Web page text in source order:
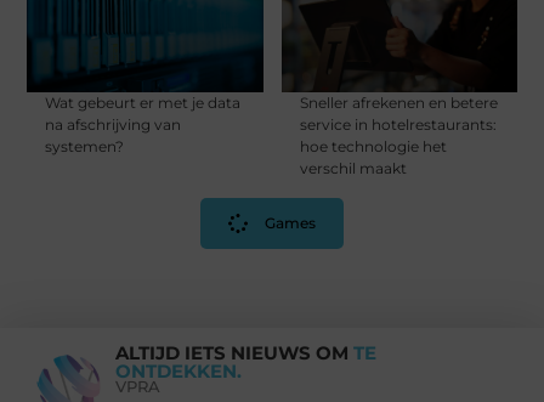
Wat gebeurt er met je data
na afschrijving van
systemen?
Sneller afrekenen en betere
service in hotelrestaurants:
hoe technologie het
verschil maakt
Games
ALTIJD IETS NIEUWS OM TE
ONTDEKKEN.
VPRA